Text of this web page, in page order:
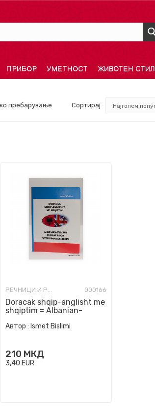
ПРИБОР УМЕТНОСТ ЖИВОТЕН СТИЛ
пребарување Сортирај
РЕЧНИЦИ И РАЗГОВОРНИЦИ 000166
Doracak shqip-anglisht me
shqiptim = Albanian-
pronuncia...
Автор : Ismet Bislimi
210 МКД
3,40 EUR